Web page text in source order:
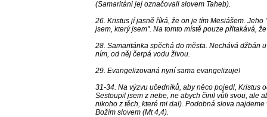
(Samaritáni jej označovali slovem Taheb).
26. Kristus jí jasně říká, že on je tím Mesiášem.
jsem, který jsem". Na tomto místě pouze přitakává,
28. Samaritánka spěchá do města. Nechává džbán
ním, od něj čerpá vodu živou.
29. Evangelizovaná nyní sama evangelizuje!
31-34. Na výzvu učedníků, aby něco pojedl, Kristus
Sestoupil jsem z nebe, ne abych činil vůli svou, ale
nikoho z těch, které mi dal). Podobná slova
Božím slovem (Mt 4,4).